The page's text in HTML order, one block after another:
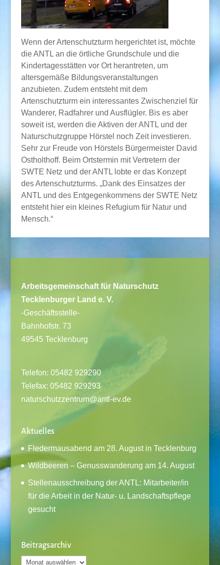
Wenn der Artenschutzturm hergerichtet ist, möchte
die ANTL an die örtliche Grundschule und die
Kindertagesstätten vor Ort herantreten, um
altersgemäße Bildungsveranstaltungen
anzubieten. Zudem entsteht mit dem
Artenschutzturm ein interessantes Zwischenziel für
Wanderer, Radfahrer und Ausflügler. Bis es aber
soweit ist, werden die Aktiven der ANTL und der
Naturschutzgruppe Hörstel noch Zeit investieren.
Sehr zur Freude von Hörstels Bürgermeister David
Ostholthoff. Beim Ortstermin mit Vertretern der
SWTE Netz und der ANTL lobte er das Konzept
des Artenschutzturms. „Dank des Einsatzes der
ANTL und des Entgegenkommens der SWTE Netz
entsteht hier ein kleines Refugium für Natur und
Mensch.“
Arbeitsgemeinschaft für Naturschutz
Tecklenburger Land e. V.
-Geschäftsstelle-
Bahnhofstr. 73
49545 Tecklenburg
Telefon: 05482 929290
Telefax: 05482 929293
naturschutzzentrum@antl-ev.de
Aktuelles
Fledermausabend am 28. August in Tecklenburg
Wildbeeren – Genusswanderung am 14. August
Stellenausschreibung der ANTL: Mitarbeiter/in
für die Arbeit in der Natur- u. Landschaftspflege
gesucht
Beitragsarchiv
Beitragsarchiv